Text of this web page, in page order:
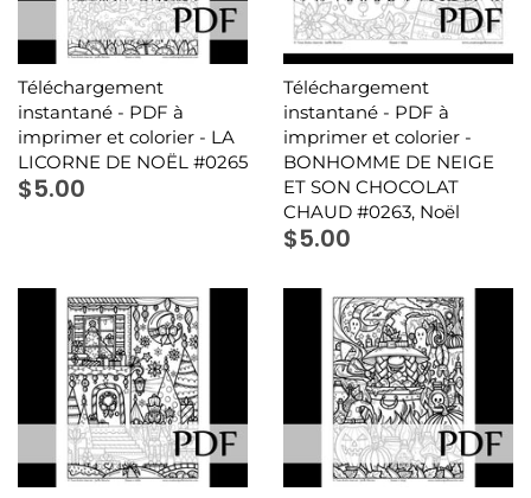
Téléchargement
instantané - PDF à
imprimer et colorier - LA
LICORNE DE NOËL #0265
$5.00
Téléchargement
instantané - PDF à
imprimer et colorier -
BONHOMME DE NEIGE
ET SON CHOCOLAT
CHAUD #0263, Noël
$5.00